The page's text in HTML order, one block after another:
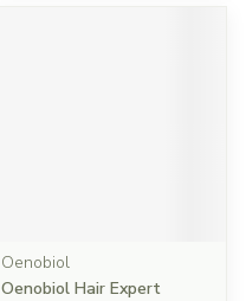
Oenobiol
Oenobiol Hair Expert